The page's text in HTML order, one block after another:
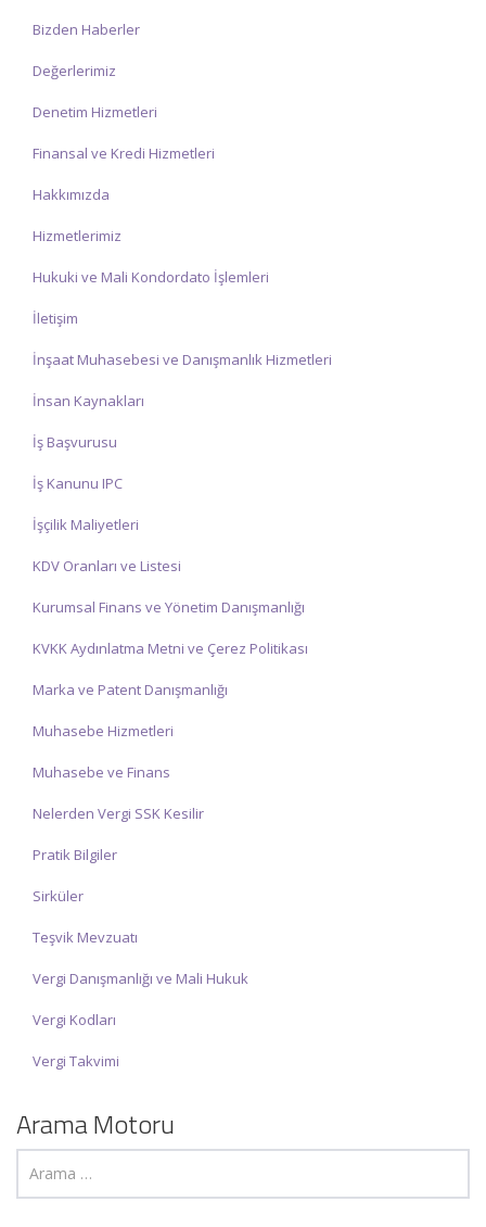
Bizden Haberler
Değerlerimiz
Denetim Hizmetleri
Finansal ve Kredi Hizmetleri
Hakkımızda
Hizmetlerimiz
Hukuki ve Mali Kondordato İşlemleri
İletişim
İnşaat Muhasebesi ve Danışmanlık Hizmetleri
İnsan Kaynakları
İş Başvurusu
İş Kanunu IPC
İşçilik Maliyetleri
KDV Oranları ve Listesi
Kurumsal Finans ve Yönetim Danışmanlığı
KVKK Aydınlatma Metni ve Çerez Politikası
Marka ve Patent Danışmanlığı
Muhasebe Hizmetleri
Muhasebe ve Finans
Nelerden Vergi SSK Kesilir
Pratik Bilgiler
Sirküler
Teşvik Mevzuatı
Vergi Danışmanlığı ve Mali Hukuk
Vergi Kodları
Vergi Takvimi
Arama Motoru